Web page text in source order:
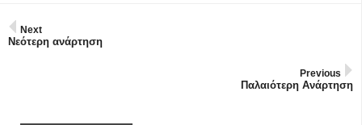
Next
Νεότερη ανάρτηση
Previous
Παλαιότερη Ανάρτηση